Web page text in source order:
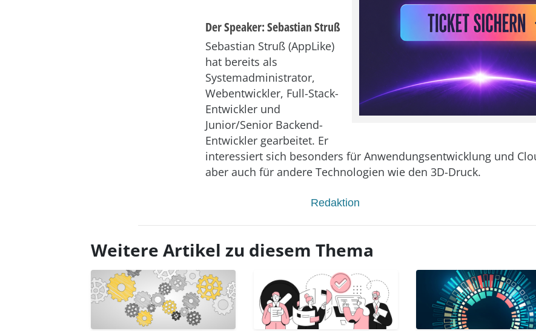
Der Speaker: Sebastian Struß
Sebastian Struß (AppLike)
hat bereits als
Systemadministrator,
Webentwickler, Full-Stack-
Entwickler und
Junior/Senior Backend-
Entwickler gearbeitet. Er
interessiert sich besonders für Anwendungsentwicklung und
aber auch für andere Technologien wie den 3D-Druck.
Redaktion
Weitere Artikel zu diesem Thema